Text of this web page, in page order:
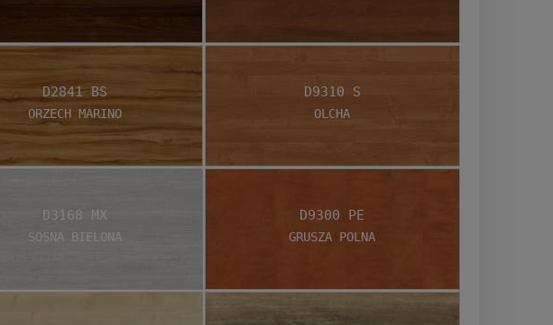
Orzech Marino
D2841 BS
Olcha
D9310 S
Sosna Bielona
D3168 MX
Grusza Polna
D9300 PE